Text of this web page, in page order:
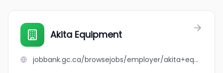
Akita Equipment
jobbank.gc.ca/browsejobs/employer/akita+equipment/ca